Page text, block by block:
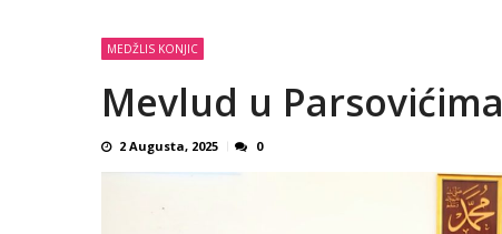
MEDŽLIS KONJIC
Mevlud u Parsovićima
2 Augusta, 2025 0